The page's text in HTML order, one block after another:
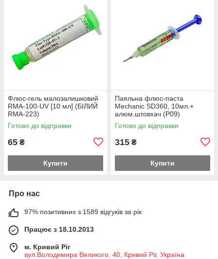
Флюс-гель малозалишковий
RMA-100-UV [10 мл] (БІЛИЙ
RMA-223)
Готово до відправки
65 ₴
Купити
Паяльна флюс-паста
Mechanic SD360, 10мл.+
алюм.штовхач (Р09)
Готово до відправки
315 ₴
Купити
Про нас
97% позитивних з 1589 відгуків за рік
Працює з 18.10.2013
м. Кривий Ріг
вул.Володимира Великого, 40, Кривий Ріг, Україна